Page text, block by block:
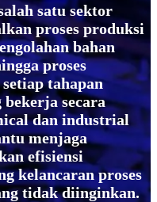
satu sektor
proses produksi
bahan
proses
tahapan
secara
dan industrial
menjaga
efisiensi
kelancaran proses
tidak diinginkan.